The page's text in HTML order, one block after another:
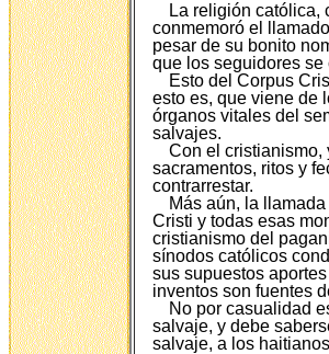
La religión católica,
conmemoró el
pesar de su bonito
que los seguidores
Esto del Corpus
esto es, que viene de
órganos vitales del
salvajes.
Con el cristianismo,
sacramentos, ritos y
contrarrestar.
Más aún, la
Cristi y todas esas
cristianismo del
sínodos católicos
sus supuestos
inventos son fuentes
No por casualidad
salvaje, y debe
salvaje, a los